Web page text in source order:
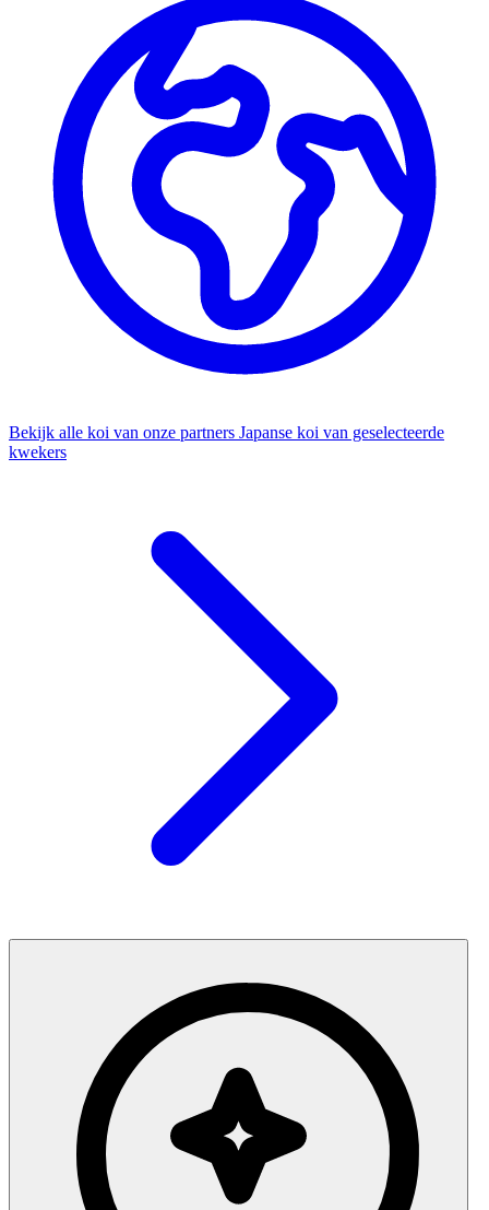
Bekijk alle koi van onze partners Japanse koi van geselecteerde
kwekers